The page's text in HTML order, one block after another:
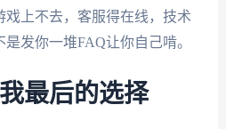
上不去，客服得在线，技术
发你一堆FAQ让你自己啃。
最后的选择